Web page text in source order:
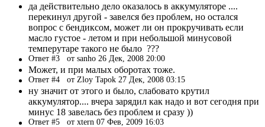
да действительно дело оказалось в аккумуляторе ....
перекинул другой - завелся без проблем, но остался
вопрос с бендиксом, может ли он прокручивать если
масло густое - летом и при небольшой минусовой
темперутаре такого не было ???
Ответ #3 от sanho 26 Дек, 2008 20:00
Может, и при малых оборотах тоже.
Ответ #4 от Zloy Tapok 27 Дек, 2008 03:15
ну значит от этого и было, слабовато крутил
аккумулятор.... вчера зарядил как надо и вот сегодня при
минус 18 завелась без проблем и сразу ))
Ответ #5 от xtern 07 Фев, 2009 16:03